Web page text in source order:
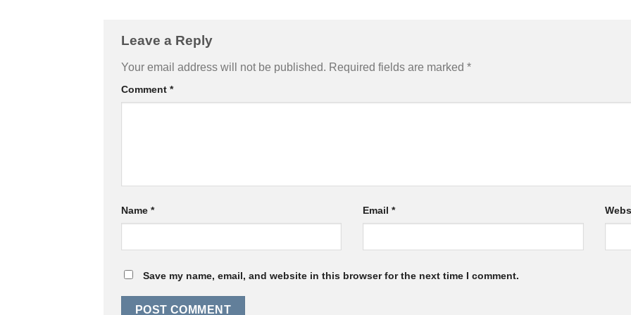
Leave a Reply
Your email address will not be published. Required fields are marked *
Comment *
Name * Email*
Save my name, email, and website in this browser for the next time I comment.